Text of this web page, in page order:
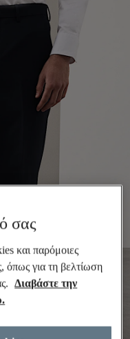
σας
και παρόμοιες
όπως για τη βελτίωση
Διαβάστε την